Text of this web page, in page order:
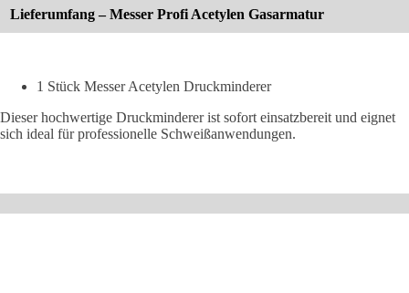
Lieferumfang – Messer Profi Acetylen Gasarmatur
1 Stück Messer Acetylen Druckminderer
Dieser hochwertige Druckminderer ist sofort einsatzbereit und eignet
sich ideal für professionelle Schweißanwendungen.